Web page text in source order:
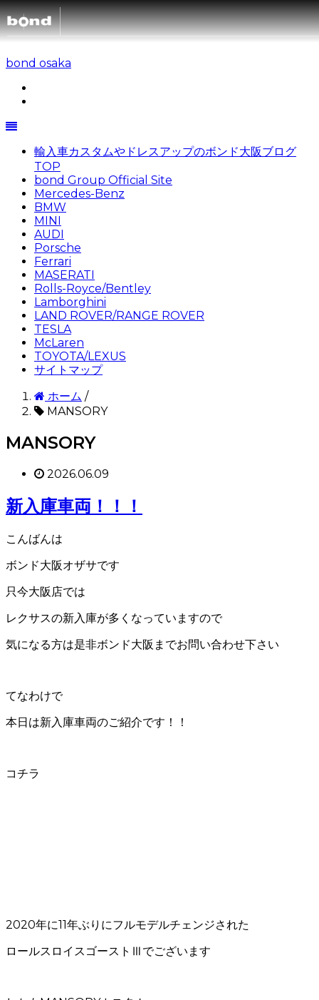
bond osaka
輸入車カスタムやドレスアップのボンド大阪ブログ
TOP
bond Group Official Site
Mercedes-Benz
BMW
MINI
AUDI
Porsche
Ferrari
MASERATI
Rolls-Royce/Bentley
Lamborghini
LAND ROVER/RANGE ROVER
TESLA
McLaren
TOYOTA/LEXUS
サイトマップ
ホーム /
MANSORY
MANSORY
2026.06.09
新入庫車両！！！
こんばんは
ボンド大阪オザサです
只今大阪店では
レクサスの新入庫が多くなっていますので
気になる方は是非ボンド大阪までお問い合わせ下さい
てなわけで
本日は新入庫車両のご紹介です！！
コチラ
2020年に11年ぶりにフルモデルチェンジされた
ロールスロイスゴーストⅢでございます